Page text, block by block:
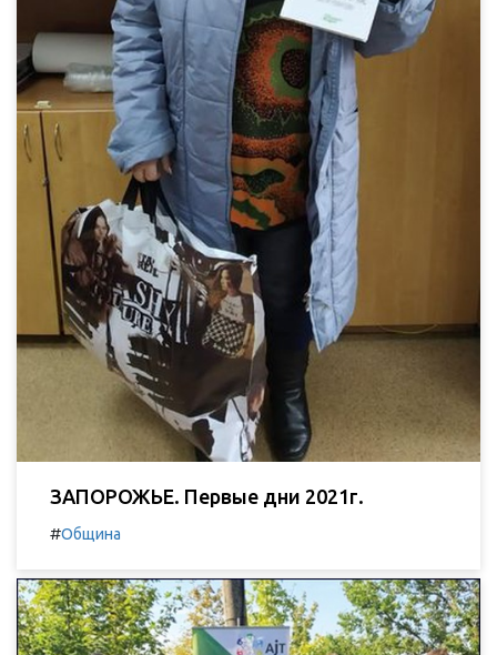
ЗАПОРОЖЬЕ. Первые дни 2021г.
#Община